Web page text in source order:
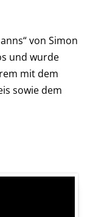
von Simon
und wurde
mit dem
sowie dem